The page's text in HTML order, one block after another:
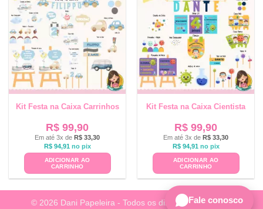
Kit Festa na Caixa Carrinhos
R$ 99,90
Em até 3x de R$ 33,30
R$94,91 no pix
ADICIONAR AO
CARRINHO
Kit Festa na Caixa Cientista
R$ 99,90
Em até 3x de R$ 33,30
R$94,91 no pix
ADICIONAR AO
CARRINHO
© 2026 Dani Papeleira - Todos os direitos reservados.
Fale conosco